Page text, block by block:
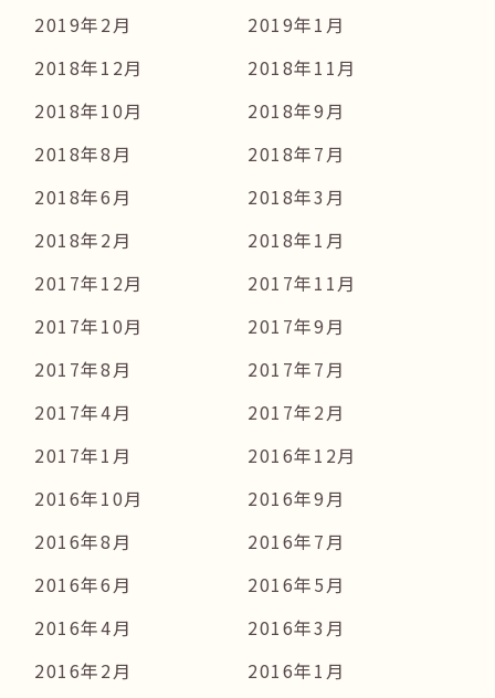
2019年2月
2019年1月
2018年12月
2018年11月
2018年10月
2018年9月
2018年8月
2018年7月
2018年6月
2018年3月
2018年2月
2018年1月
2017年12月
2017年11月
2017年10月
2017年9月
2017年8月
2017年7月
2017年4月
2017年2月
2017年1月
2016年12月
2016年10月
2016年9月
2016年8月
2016年7月
2016年6月
2016年5月
2016年4月
2016年3月
2016年2月
2016年1月